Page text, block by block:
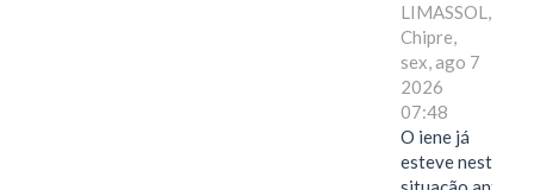
LIMASSOL,
Chipre,
sex, ago 7
2026
07:48
O iene já
esteve nesta